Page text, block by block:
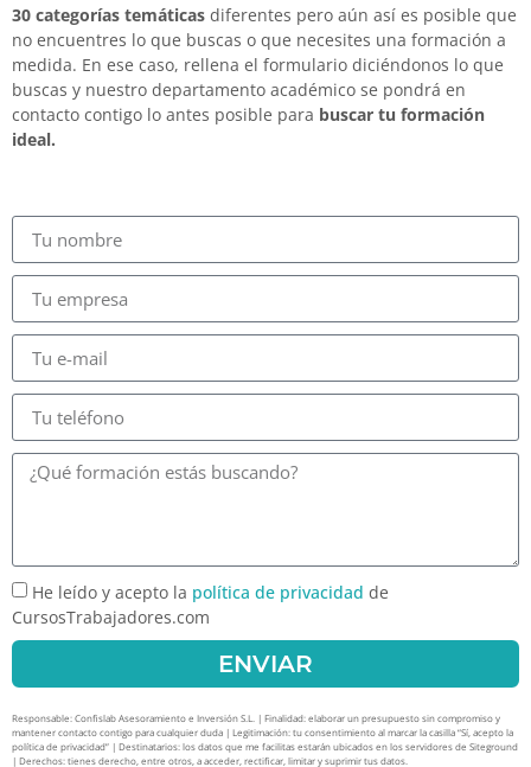
30 categorías temáticas diferentes pero aún así es posible que
no encuentres lo que buscas o que necesites una formación a
medida. En ese caso, rellena el formulario diciéndonos lo que
buscas y nuestro departamento académico se pondrá en
contacto contigo lo antes posible para buscar tu formación
ideal.
He leído y acepto la política de privacidad de
CursosTrabajadores.com
ENVIAR
Responsable: Confislab Asesoramiento e Inversión S.L. | Finalidad: elaborar un presupuesto sin compromiso y
mantener contacto contigo para cualquier duda | Legitimación: tu consentimiento al marcar la casilla “Sí, acepto la
política de privacidad” | Destinatarios: los datos que me facilitas estarán ubicados en los servidores de Siteground
| Derechos: tienes derecho, entre otros, a acceder, rectificar, limitar y suprimir tus datos.